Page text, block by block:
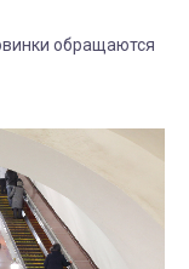
обращаются